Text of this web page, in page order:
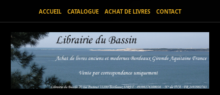
ACCUEIL CATALOGUE ACHAT DE LIVRES CONTACT